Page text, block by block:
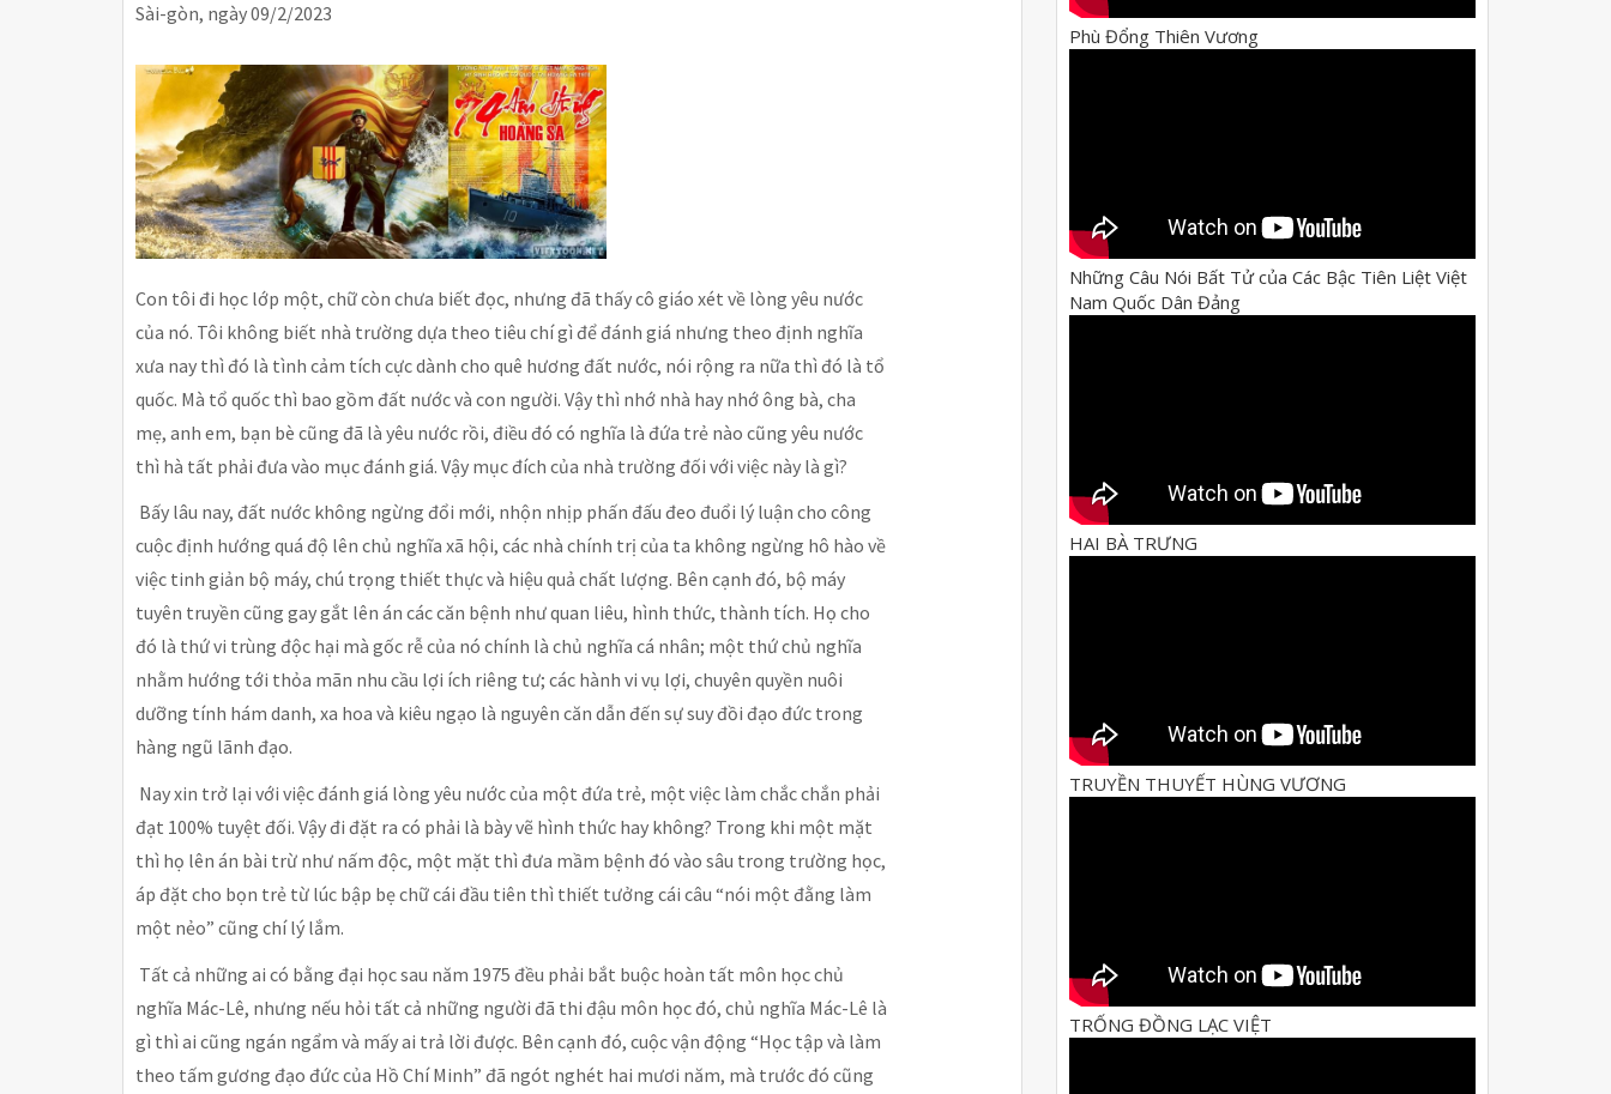
Sài-gòn, ngày 09/2/2023
Con tôi đi học lớp một, chữ còn chưa biết đọc, nhưng đã thấy cô giáo xét về lòng yêu nước
của nó. Tôi không biết nhà trường dựa theo tiêu chí gì để đánh giá nhưng theo định nghĩa
xưa nay thì đó là tình cảm tích cực dành cho quê hương đất nước, nói rộng ra nữa thì đó là tổ
quốc. Mà tổ quốc thì bao gồm đất nước và con người. Vậy thì nhớ nhà hay nhớ ông bà, cha
mẹ, anh em, bạn bè cũng đã là yêu nước rồi, điều đó có nghĩa là đứa trẻ nào cũng yêu nước
thì hà tất phải đưa vào mục đánh giá. Vậy mục đích của nhà trường đối với việc này là gì?
Bấy lâu nay, đất nước không ngừng đổi mới, nhộn nhịp phấn đấu đeo đuổi lý luận cho công
cuộc định hướng quá độ lên chủ nghĩa xã hội, các nhà chính trị của ta không ngừng hô hào về
việc tinh giản bộ máy, chú trọng thiết thực và hiệu quả chất lượng. Bên cạnh đó, bộ máy
tuyên truyền cũng gay gắt lên án các căn bệnh như quan liêu, hình thức, thành tích. Họ cho
đó là thứ vi trùng độc hại mà gốc rễ của nó chính là chủ nghĩa cá nhân; một thứ chủ nghĩa
nhằm hướng tới thỏa mãn nhu cầu lợi ích riêng tư; các hành vi vụ lợi, chuyên quyền nuôi
dưỡng tính hám danh, xa hoa và kiêu ngạo là nguyên căn dẫn đến sự suy đồi đạo đức trong
hàng ngũ lãnh đạo.
Nay xin trở lại với việc đánh giá lòng yêu nước của một đứa trẻ, một việc làm chắc chắn phải
đạt 100% tuyệt đối. Vậy đi đặt ra có phải là bày vẽ hình thức hay không? Trong khi một mặt
thì họ lên án bài trừ như nấm độc, một mặt thì đưa mầm bệnh đó vào sâu trong trường học,
áp đặt cho bọn trẻ từ lúc bập bẹ chữ cái đầu tiên thì thiết tưởng cái câu “nói một đằng làm
một nẻo” cũng chí lý lắm.
Tất cả những ai có bằng đại học sau năm 1975 đều phải bắt buộc hoàn tất môn học chủ
nghĩa Mác-Lê, nhưng nếu hỏi tất cả những người đã thi đậu môn học đó, chủ nghĩa Mác-Lê là
gì thì ai cũng ngán ngẩm và mấy ai trả lời được. Bên cạnh đó, cuộc vận động “Học tập và làm
theo tấm gương đạo đức của Hồ Chí Minh” đã ngót nghét hai mươi năm, mà trước đó cũng
Phù Đổng Thiên Vương
Những Câu Nói Bất Tử của Các Bậc Tiên Liệt Việt
Nam Quốc Dân Đảng
HAI BÀ TRƯNG
TRUYỀN THUYẾT HÙNG VƯƠNG
TRỐNG ĐỒNG LẠC VIỆT